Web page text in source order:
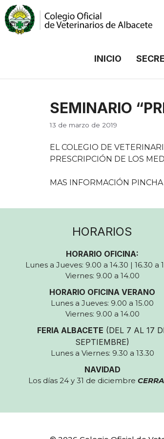
Saltar
al
contenido
INICIO
SEMINARIO
13 de marzo de 2019
EL COLEGIO DE
PRESCRIPCIÓN DE LOS
MAS INFORMACIÓN PINCHA
HORARIOS
HORARIO OFICINA:
Lunes a Jueves: 9.00 a 14.30 | 16.30 a
Viernes: 9.00 a 14.00
HORARIO OFICINA VERANO
Lunes a Jueves: 9.00 a 15.00
Viernes: 9.00 a 14.00
FERIA ALBACETE (DEL 7 AL 17
SEPTIEMBRE)
Lunes a Viernes: 9.30 a 13.30
NAVIDAD
Los días 24 y 31 de diciembre